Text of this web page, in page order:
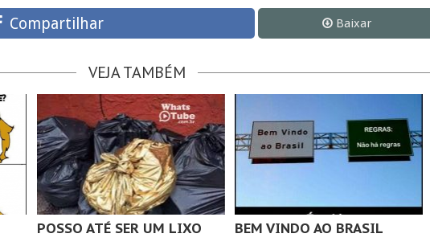
Compartilhar Baixar
VEJA TAMBÉM
POSSO ATÉ SER UM LIXO BEM VINDO AO BRASIL